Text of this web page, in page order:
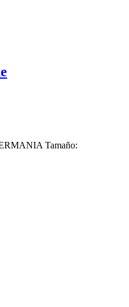
Tamaño: